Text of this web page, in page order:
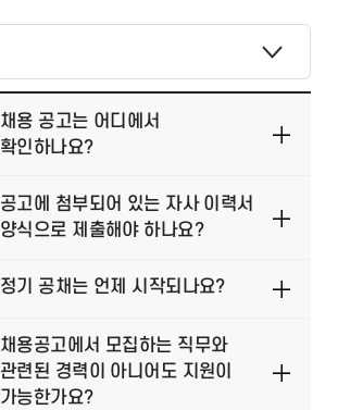
채용 공고는 어디에서
확인하나요?
공고에 첨부되어 있는 자사 이력서
양식으로 제출해야 하나요?
정기 공채는 언제 시작되나요?
채용공고에서 모집하는 직무와
관련된 경력이 아니어도 지원이
가능한가요?